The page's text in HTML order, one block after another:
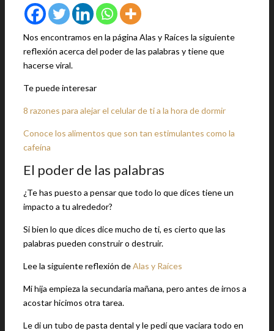
Nos encontramos en la página Alas y Raíces la siguiente
reflexión acerca del poder de las palabras y tiene que
hacerse viral.
Te puede interesar
8 razones para alejar el celular de ti a la hora de dormir
Conoce los alimentos que son tan estimulantes como la
cafeína
El poder de las palabras
¿Te has puesto a pensar que todo lo que dices tiene un
impacto a tu alrededor?
Si bien lo que dices dice mucho de ti, es cierto que las
palabras pueden construir o destruir.
Lee la siguiente reflexión deAlas y Raíces
Mi hija empieza la secundaria mañana, pero antes de irnos a
acostar hicimos otra tarea.
Le di un tubo de pasta dental y le pedí que vaciara todo en